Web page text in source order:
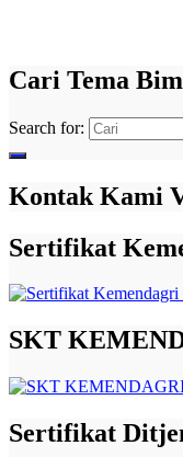
Cari Tema
Search for:
Kontak Kami
Sertifikat
SKT
Sertifikat